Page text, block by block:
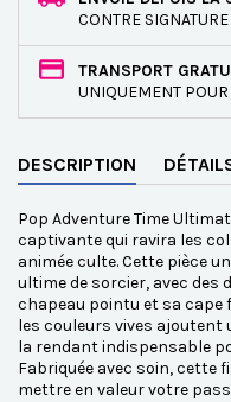
CONTRE SIGNATURE
TRANSPORT
UNIQUEMENT POUR
DESCRIPTION
Pop Adventure Time
captivante qui ravira les
animée culte. Cette pièce
ultime de sorcier, avec
chapeau pointu et sa
les couleurs vives ajoutent
la rendant indispensable
Fabriquée avec soin, cette
mettre en valeur votre